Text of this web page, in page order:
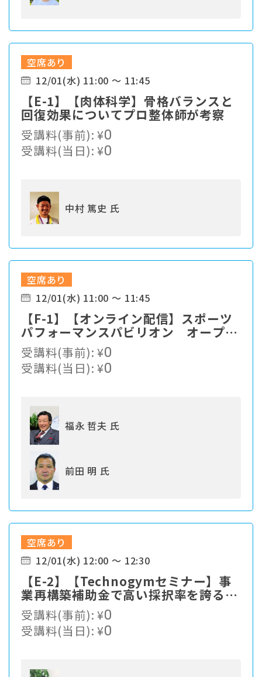
空席あり
12/01(水) 11:00 ～ 11:45
【E-1】【肉体科学】骨格バランスと
回復効果についてプロ整体師が考察
受講料(事前):¥0
受講料(当日):¥0
中村 篤史 氏
空席あり
12/01(水) 11:00 ～ 11:45
【F-1】【オンライン配信】スポーツ
パフォーマンスパビリオン オープニ
ングセッション これからのスポー
ツパフォーマンス研究を語る
受講料(事前):¥0
受講料(当日):¥0
福永 哲夫 氏
前田 明 氏
空席あり
12/01(水) 12:00 ～ 12:30
【E-2】【Technogymセミナー】事
業再構築補助金で高い採択率を誇るAI
トレーニングフォーマット
受講料(事前):¥0
受講料(当日):¥0